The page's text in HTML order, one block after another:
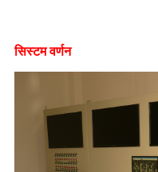
सिस्टम वर्णन